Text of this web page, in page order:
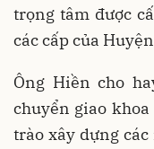
trọng tâm được
các cấp của
Ông Hiền cho
chuyển giao
trào xây dựng